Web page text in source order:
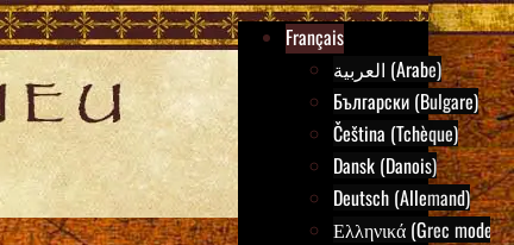
Français
العربية (Arabe)
Български (Bulgare)
Čeština (Tchèque)
Dansk (Danois)
Deutsch (Allemand)
Ελληνικά (Grec